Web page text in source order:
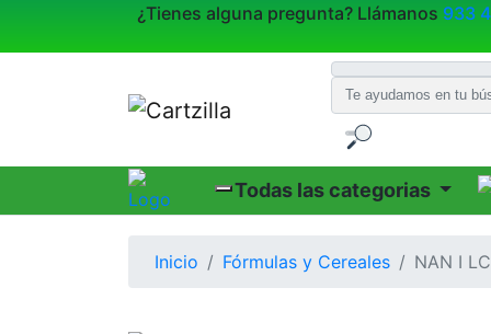
¿Tienes alguna pregunta? Llámanos 933
Todas las categorias
Inicio Fórmulas y Cereales NAN I